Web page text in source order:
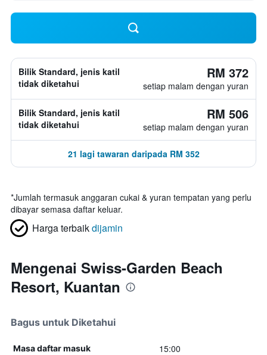
Bilik Standard, jenis katil
tidak diketahui
RM 372
setiap malam dengan yuran
Bilik Standard, jenis katil
tidak diketahui
RM 506
setiap malam dengan yuran
21 lagi tawaran daripada RM 352
*Jumlah termasuk anggaran cukai & yuran tempatan yang perlu
dibayar semasa daftar keluar.
Harga terbaikdijamin
Mengenai Swiss-Garden Beach
Resort, Kuantan
Bagus untuk Diketahui
Masa daftar masuk 15:00